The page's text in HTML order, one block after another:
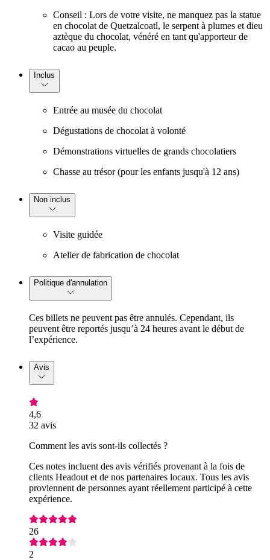
Conseil : Lors de votre visite, ne manquez pas la statue
en chocolat de Quetzalcoatl, le serpent à plumes et dieu
aztèque du chocolat, vénéré en tant qu'apporteur de
cacao au peuple.
Inclus
Entrée au musée du chocolat
Dégustations de chocolat à volonté
Démonstrations virtuelles de grands chocolatiers
Chasse au trésor (pour les enfants jusqu'à 12 ans)
Non inclus
Visite guidée
Atelier de fabrication de chocolat
Politique d'annulation
Ces billets ne peuvent pas être annulés. Cependant, ils
peuvent être reportés jusqu’à 24 heures avant le début de
l’expérience.
Avis
4,6
32 avis
Comment les avis sont-ils collectés ?
Ces notes incluent des avis vérifiés provenant à la fois de
clients Headout et de nos partenaires locaux. Tous les avis
proviennent de personnes ayant réellement participé à cette
expérience.
26
2